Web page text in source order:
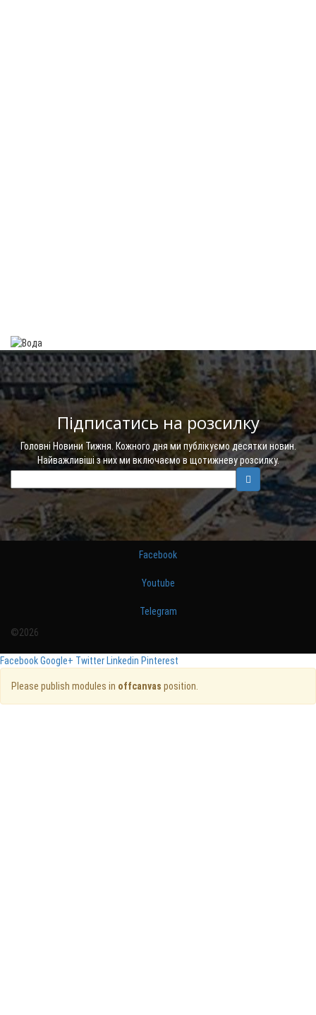
Підписатись на розсилку
Головні Новини Тижня. Кожного дня ми публікуємо десятки новин.
Найважливіші з них ми включаємо в щотижневу розсилку.
Facebook
Youtube
Telegram
©2026
FacebookGoogle+ Twitter Linkedin Pinterest
Please publish modules in offcanvas position.